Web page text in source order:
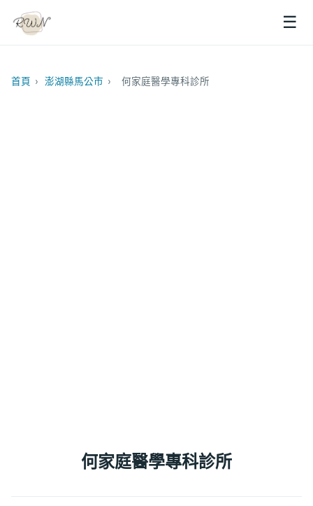
☰
首頁 › 澎湖縣馬公市 › 何家庭醫學專科診所
何家庭醫學專科診所